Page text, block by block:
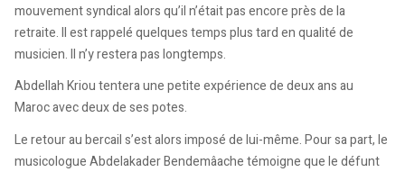
mouvement syndical alors qu’il n’était pas encore près de la
retraite. Il est rappelé quelques temps plus tard en qualité de
musicien. Il n’y restera pas longtemps.
Abdellah Kriou tentera une petite expérience de deux ans au
Maroc avec deux de ses potes.
Le retour au bercail s’est alors imposé de lui-même. Pour sa part, le
musicologue Abdelakader Bendemâache témoigne que le défunt